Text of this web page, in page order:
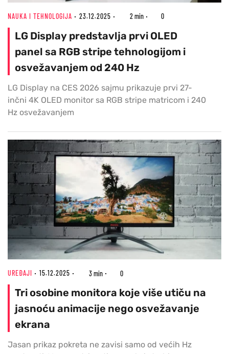
NAUKA I TEHNOLOGIJA 23.12.2025 2 min 0
LG Display predstavlja prvi OLED
panel sa RGB stripe tehnologijom i
osvežavanjem od 240 Hz
LG Display na CES 2026 sajmu prikazuje prvi 27-
inčni 4K OLED monitor sa RGB stripe matricom i 240
Hz osvežavanjem
UREĐAJI 15.12.2025 3 min 0
Tri osobine monitora koje više utiču na
jasnoću animacije nego osvežavanje
ekrana
Jasan prikaz pokreta ne zavisi samo od većih Hz